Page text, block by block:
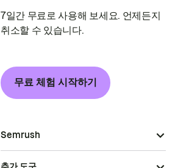
7일간 무료로 사용해 보세요. 언제든지
취소할 수 있습니다.
무료 체험 시작하기
Semrush